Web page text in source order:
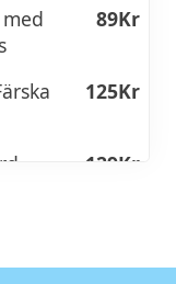
89Kr
125Kr
129Kr